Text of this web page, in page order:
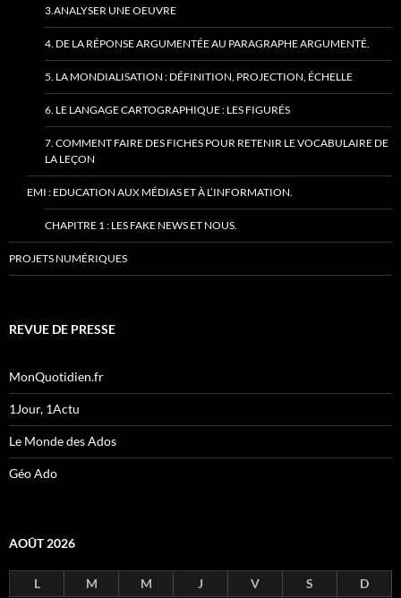
3.ANALYSER UNE OEUVRE
4. DE LA RÉPONSE ARGUMENTÉE AU PARAGRAPHE ARGUMENTÉ.
5. LA MONDIALISATION : DÉFINITION, PROJECTION, ÉCHELLE
6. LE LANGAGE CARTOGRAPHIQUE : LES FIGURÉS
7. COMMENT FAIRE DES FICHES POUR RETENIR LE VOCABULAIRE DE
LA LEÇON
EMI : EDUCATION AUX MÉDIAS ET À L’INFORMATION.
CHAPITRE 1 : LES FAKE NEWS ET NOUS.
PROJETS NUMÉRIQUES
REVUE DE PRESSE
MonQuotidien.fr
1Jour, 1Actu
Le Monde des Ados
Géo Ado
AOÛT 2026
L M M J V S D